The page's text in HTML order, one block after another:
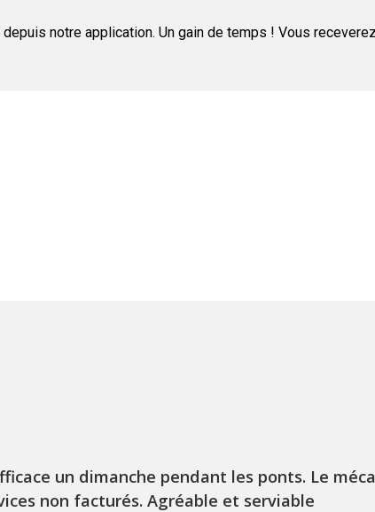
notre application. Un gain de temps ! Vous
un dimanche pendant les ponts. Le
non facturés. Agréable et serviable